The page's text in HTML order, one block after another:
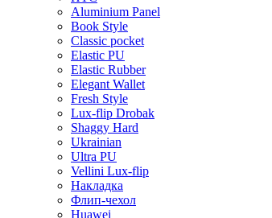
Aluminium Panel
Book Style
Classic pocket
Elastic PU
Elastic Rubber
Elegant Wallet
Fresh Style
Lux-flip Drobak
Shaggy Hard
Ukrainian
Ultra PU
Vellini Lux-flip
Накладка
Флип-чехол
Huawei